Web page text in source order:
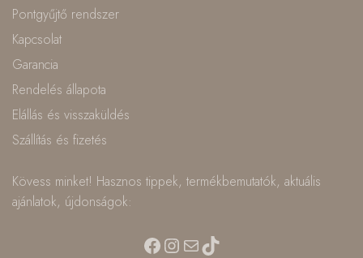
Pontgyűjtő rendszer
Kapcsolat
Garancia
Rendelés állapota
Elállás és visszaküldés
Szállítás és fizetés
Kövess minket! Hasznos tippek, termékbemutatók, aktuális
ajánlatok, újdonságok:
Facebook
Instagram
MailTikTok